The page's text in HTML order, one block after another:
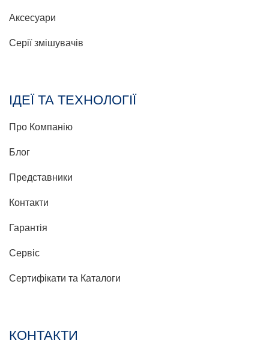
Аксесуари
Серії змішувачів
ІДЕЇ ТА ТЕХНОЛОГІЇ
Про Компанію
Блог
Представники
Контакти
Гарантія
Сервіс
Сертифікати та Каталоги
КОНТАКТИ